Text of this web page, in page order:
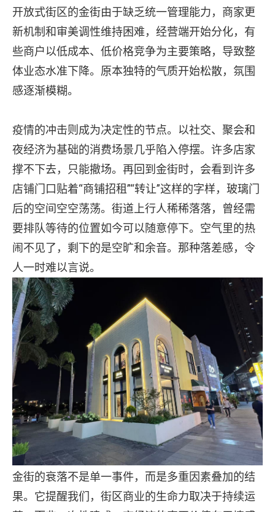
开放式街区的金街由于缺乏统一管理能力，商家更
新机制和审美调性维持困难，经营端开始分化，有
些商户以低成本、低价格竞争为主要策略，导致整
体业态水准下降。原本独特的气质开始松散，氛围
感逐渐模糊。
疫情的冲击则成为决定性的节点。以社交、聚会和
夜经济为基础的消费场景几乎陷入停摆。许多店家
撑不下去，只能撤场。再回到金街时，会看到许多
店铺门口贴着“商铺招租”“转让”这样的字样，玻璃门
后的空间空空荡荡。街道上行人稀稀落落，曾经需
要排队等待的位置如今可以随意停下。空气里的热
闹不见了，剩下的是空旷和余音。那种落差感，令
人一时难以言说。
金街的衰落不是单一事件，而是多重因素叠加的结
果。它提醒我们，街区商业的生命力取决于持续运